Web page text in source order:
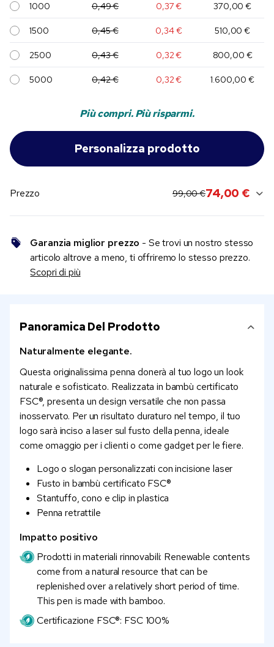
1000 0,49 € 0,37 € 370,00 €
1500 0,45 € 0,34 € 510,00 €
2500 0,43 € 0,32 € 800,00 €
5000 0,42 € 0,32 € 1.600,00 €
Più compri. Più risparmi.
Prezzo original price:
99,00 €current sale price:
74,00 €
Garanzia miglior prezzo - Se trovi un nostro stesso
articolo altrove a meno, ti offriremo lo stesso prezzo.
Scopri di più
Panoramica Del Prodotto
Naturalmente elegante.
Questa originalissima penna donerà al tuo logo un look
naturale e sofisticato. Realizzata in bambù certificato
FSC®, presenta un design versatile che non passa
inosservato. Per un risultato duraturo nel tempo, il tuo
logo sarà inciso a laser sul fusto della penna, ideale
come omaggio per i clienti o come gadget per le fiere.
Logo o slogan personalizzati con incisione laser
Fusto in bambù certificato FSC®
Stantuffo, cono e clip in plastica
Penna retrattile
Impatto positivo
Prodotti in materiali rinnovabili: Renewable contents
come from a natural resource that can be
replenished over a relatively short period of time.
This pen is made with bamboo.
Certificazione FSC®: FSC 100%